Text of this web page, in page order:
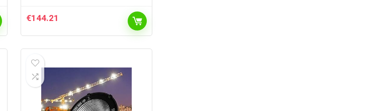
€144.21